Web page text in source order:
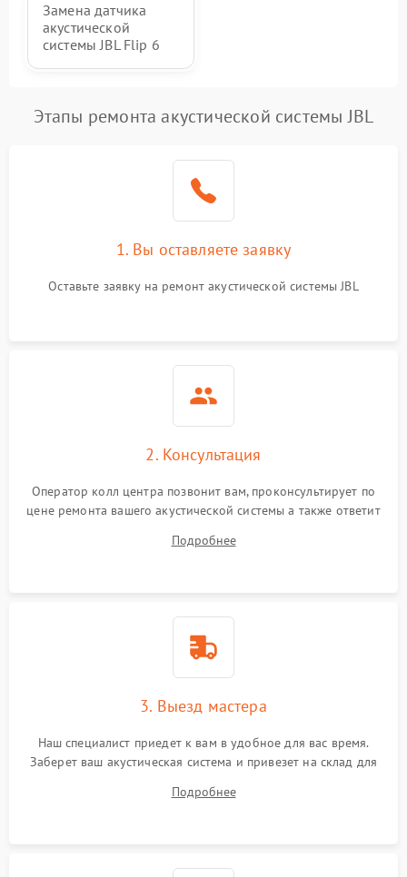
Замена датчика
акустической
системы JBL Flip 6
Этапы ремонта акустической системы JBL
1. Вы оставляете заявку
Оставьте заявку на ремонт акустической системы JBL
2. Консультация
Оператор колл центра позвонит вам, проконсультирует по
цене ремонта вашего акустической системы а также ответит
Подробнее
3. Выезд мастера
Наш специалист приедет к вам в удобное для вас время.
Заберет ваш акустическая система и привезет на склад для
Подробнее